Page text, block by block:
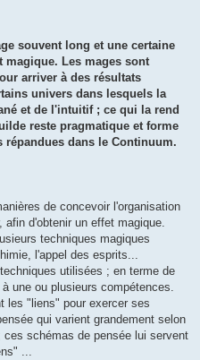
souvent long et une certaine
magique. Les mages sont
arriver à des résultats
univers dans lesquels la
et de l'intuitif ; ce qui la rend
reste pragmatique et forme
dans le Continuum.
de concevoir l'organisation
afin d'obtenir un effet magique.
techniques magiques
l'appel des esprits...
utilisées ; en terme de
une ou plusieurs compétences.
les "liens" pour exercer ses
qui varient grandement selon
schémas de pensée lui servent
...